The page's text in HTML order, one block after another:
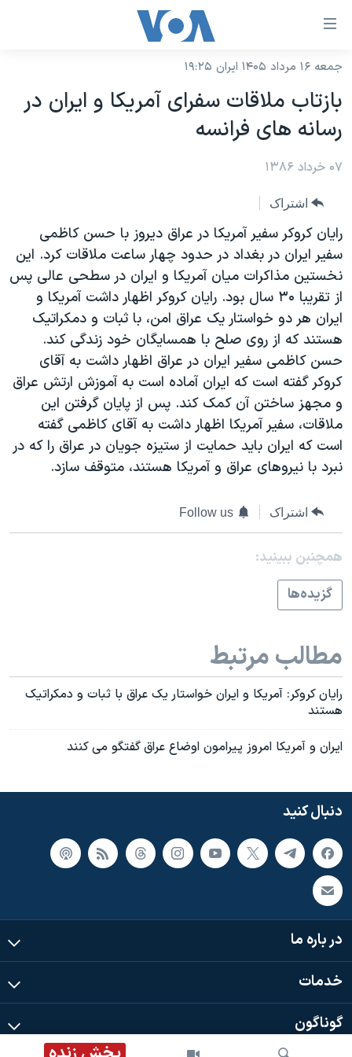
لینکهای
دسترسی
جهش
محتوای
اصلی
صفحه
اصلی
جهش
به
جستجو
نسخه سبک وب‌سایت
موضوع ها
ایران
آمریکا
جهان
ورزشی
گزیده‌ها
ویژه برنامه‌ها
ویدیوها
فرهنگ و زندگی
حقوق شهروندی
اقتصادی
علم و فناوری
گالری عکس
آرشیو پخش زنده
برنامه های تلویزیونی
جدول برنامه ها
صفحه‌های ویژه
جام جهانی ۲۰۲۶
عملیات خشم حماسی
بایگانی برنامه‌های تلویزیونی
مستندها
انتخابات ریاست جمهوری آمریکا ۲۰۲۴
حمله جمهوری اسلامی به اسرائیل
رمز مهسا
اعتراضات زن، زندگی، آزادی
مجموعه مستندهای دادخواهی
تریبونال مردمی آبان ۹۸
دادگاه حمید نوری
قانون شفافیت دارائی کادر رهبری ایران
اعتراضات مردمی آبان ۹۸
اسرائیل در جنگ
صفحه‌های ویژه
سفر پرزیدنت ترامپ به چین
فرکانس‌های صدای آمریکا
پخش رادیویی
یادگیری زبان انگلیسی
دنبال کنید
زبانهای مختلف
جمعه ۱۶ مرداد ۱۴۰۵ ایران ۱۹:۲۵
بازتاب ملاقات سفرای آمريکا و ايران در
رسانه های فرانسه
۰۷ خرداد ۱۳۸۶
اشتراک
رايان کروکر سفير آمريکا در عراق ديروز با حسن کاظمی
سفير ايران در بغداد در حدود چهار ساعت ملاقات کرد. اين
نخستين مذاکرات ميان آمريکا و ايران در سطحی عالی پس
از تقريبا ۳۰ سال بود. رايان کروکر اظهار داشت آمريکا و
ايران هر دو خواستار يک عراق امن، با ثبات و دمکراتيک
هستند که از روی صلح با همسايگان خود زندگی کند.
حسن کاظمی سفير ايران در عراق اظهار داشت به آقای
کروکر گفته است که ايران آماده است به آموزش ارتش عراق
و مجهز ساختن آن کمک کند. پس از پايان گرفتن اين
ملاقات، سفير آمريکا اظهار داشت به آقای کاظمی گفته
است که ايران بايد حمايت از ستيزه جويان در عراق را که در
نبرد با نيروهای عراق و آمريکا هستند، متوقف سازد.
اشتراک Follow us
همچنبن ببینید:
گزيده‌ها
مطالب مرتبط
رايان کروکر: آمريکا و ايران خواستار يک عراق با ثبات و دمکراتيک
هستند
ايران و آمريکا امروز پيرامون اوضاع عراق گفتگو می کنند
دنبال کنید
در باره ما
خدمات
گوناگون